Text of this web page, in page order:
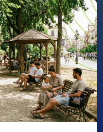
a scaldarsi. Nel 2025
raggiunto i 20°C,…